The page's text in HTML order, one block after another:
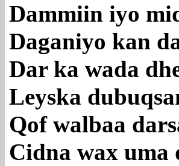
Dammiin iyo
Daganiyo kan
Dar ka wada
Leyska
Qof walbaa
Cidna wax uma